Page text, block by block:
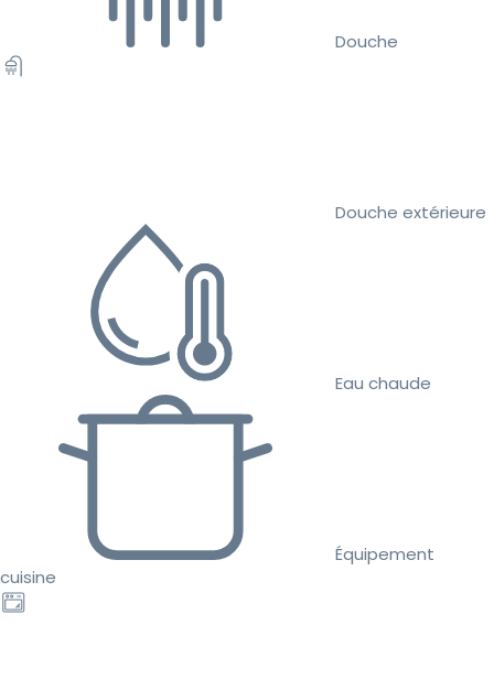
Douche
Douche extérieure
Eau chaude
Équipement
cuisine